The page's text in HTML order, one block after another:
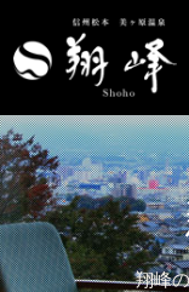
翔峰